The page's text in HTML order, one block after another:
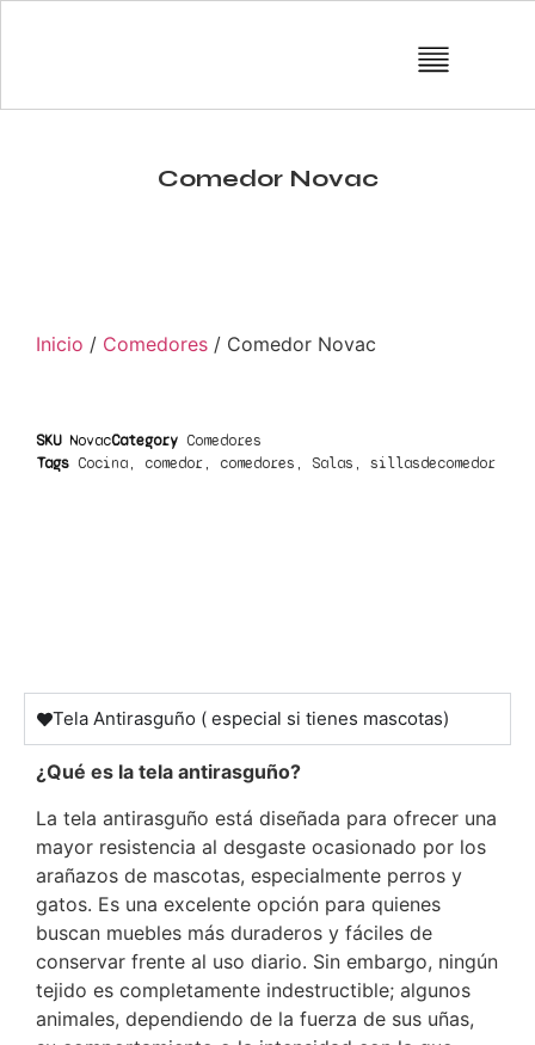
Comedor Novac
Inicio / Comedores / Comedor Novac
SKU NovacCategory Comedores
Tags Cocina, comedor, comedores , Salas , sillasdecomedor
Tela Antirasguño ( especial si tienes mascotas)
¿Qué es la tela antirasguño?
La tela antirasguño está diseñada para ofrecer una
mayor resistencia al desgaste ocasionado por los
arañazos de mascotas, especialmente perros y
gatos. Es una excelente opción para quienes
buscan muebles más duraderos y fáciles de
conservar frente al uso diario. Sin embargo, ningún
tejido es completamente indestructible; algunos
animales, dependiendo de la fuerza de sus uñas,